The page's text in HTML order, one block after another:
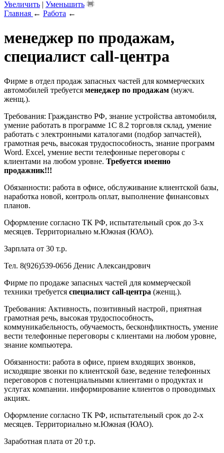
Увеличить | Уменьшить
Главная ← Работа ←
менеджер по продажам,
специалист call-центра
Фирме в отдел продаж запасных частей для коммерческих
автомобилей требуется менеджер по продажам (мужч.
женщ.).
Требования: Гражданство РФ, знание устройства автомобиля,
умение работать в программе 1С 8.2 торговля склад, умение
работать с электронными каталогами (подбор запчастей),
грамотная речь, высокая трудоспособность, знание программ
Word. Excel, умение вести телефонные переговоры с
клиентами на любом уровне. Требуется именно
продажник!!!
Обязанности: работа в офисе, обслуживание клиентской базы,
наработка новой, контроль оплат, выполнение финансовых
планов.
Оформление согласно ТК РФ, испытательный срок до 3-х
месяцев. Территориально м.Южная (ЮАО).
Зарплата от 30 т.р.
Тел. 8(926)539-0656 Денис Александрович
Фирме по продаже запасных частей для коммерческой
техники требуется специалист call-центра (женщ.).
Требования: Активность‚ позитивный настрой‚ приятная
грамотная речь, высокая трудоспособность,
коммуникабельность, обучаемость, бесконфликтность, умение
вести телефонные переговоры с клиентами на любом уровне,
знание компьютера.
Обязанности: работа в офисе, прием входящих звонков,
исходящие звонки по клиентской базе, ведение телефонных
переговоров с потенциальными клиентами о продуктах и
услугах компании. информирование клиентов о проводимых
акциях.
Оформление согласно ТК РФ, испытательный срок до 2-х
месяцев. Территориально м.Южная (ЮАО).
Заработная плата от 20 т.р.